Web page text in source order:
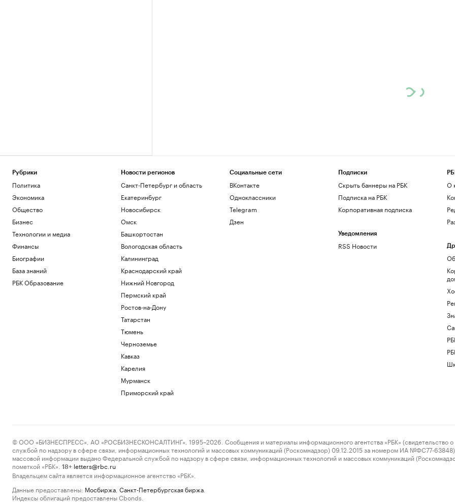
Рубрики
Политика
Экономика
Общество
Бизнес
Технологии и медиа
Финансы
Биографии
База знаний
РБК Образование
Новости регионов
Санкт-Петербург и область
Екатеринбург
Новосибирск
Омск
Башкортостан
Вологодская область
Калининград
Краснодарский край
Нижний Новгород
Пермский край
Ростов-на-Дону
Татарстан
Тюмень
Черноземье
Кавказ
Карелия
Мурманск
Приморский край
Социальные сети
ВКонтакте
Одноклассники
Telegram
Дзен
Подписки
Скрыть баннеры на РБК
Подписка на РБК
Корпоративная подписка
Уведомления
RSS Новости
О
© ООО «БИЗНЕСПРЕСС», АО «РОСБИЗНЕСКОНСАЛТИНГ», 1995–2026. Сообщения и материалы информационного агентства «РБК» (свидетельство о
службой по надзору в сфере связи, информационных технологий и массовых коммуникаций (Роскомнадзор) 09.12.2015 за номером ИА №ФС77-63848)
массовой информации выдано Федеральной службой по надзору в сфере связи, информационных технологий и массовых коммуникаций
пометкой «РБК».
18+ letters@rbc.ru
Владельцем сайта является информационное агентство «РБК».
Данные предоставлены: Мосбиржа Санкт-Петербургская биржа
Индексы облигаций предоставлены Cbonds.